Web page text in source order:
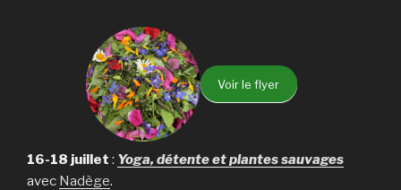
Voir le flyer
16-18 juillet : Yoga, détente et plantes sauvages
avec Nadège.